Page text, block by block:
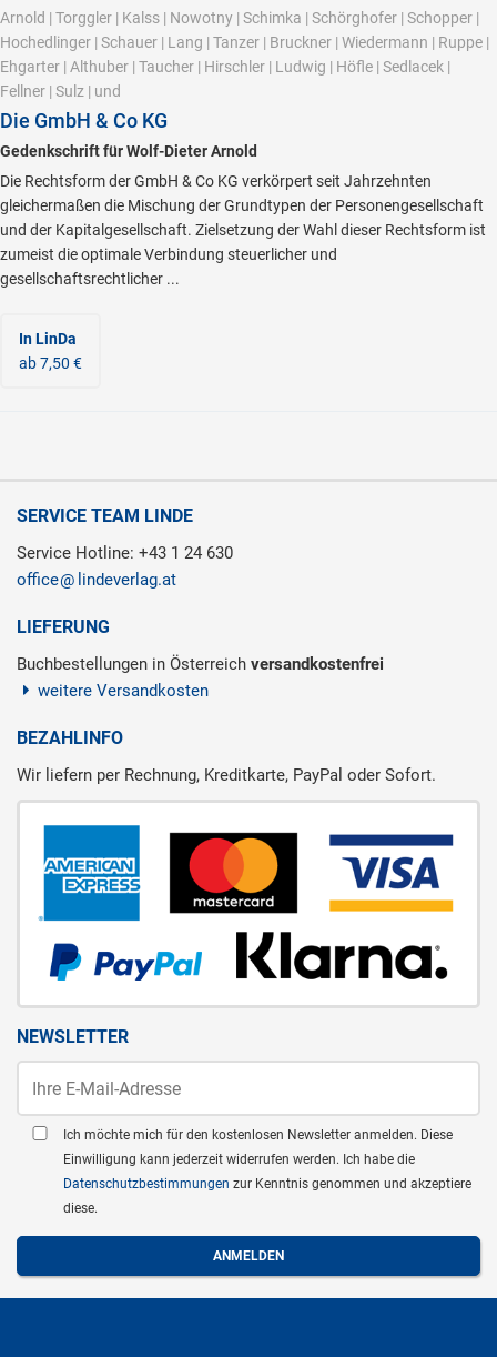
Arnold | Torggler | Kalss | Nowotny | Schimka | Schörghofer | Schopper |
Hochedlinger | Schauer | Lang | Tanzer | Bruckner | Wiedermann | Ruppe |
Ehgarter | Althuber | Taucher | Hirschler | Ludwig | Höfle | Sedlacek |
Fellner | Sulz | und
Die GmbH & Co KG
Gedenkschrift für Wolf-Dieter Arnold
Die Rechtsform der GmbH & Co KG verkörpert seit Jahrzehnten
gleichermaßen die Mischung der Grundtypen der Personengesellschaft
und der Kapitalgesellschaft. Zielsetzung der Wahl dieser Rechtsform ist
zumeist die optimale Verbindung steuerlicher und
gesellschaftsrechtlicher ...
In LinDa
ab 7,50 €
SERVICE TEAM LINDE
Service Hotline: +43 1 24 630
office
lindeverlag.at
LIEFERUNG
Buchbestellungen in Österreich versandkostenfrei
weitere Versandkosten
BEZAHLINFO
Wir liefern per Rechnung, Kreditkarte, PayPal oder Sofort.
NEWSLETTER
Ich möchte mich für den kostenlosen Newsletter anmelden. Diese
Einwilligung kann jederzeit widerrufen werden. Ich habe die
Datenschutzbestimmungen zur Kenntnis genommen und akzeptiere
diese.